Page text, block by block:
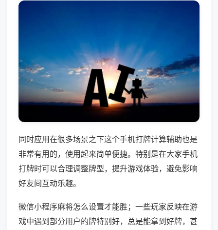
同时应用在很多场景之下这个手机打牌计算辅助也是
非常有用的，使用起来简单便捷。特别是在大家手机
打牌时可以合理调整牌型，提升游戏体验，避免影响
好友间互动乐趣。
微信小程序麻将怎么设置才能胜；一些玩家反映在游
戏中遇到部分用户的牌特别好，总是能拿到好牌，甚